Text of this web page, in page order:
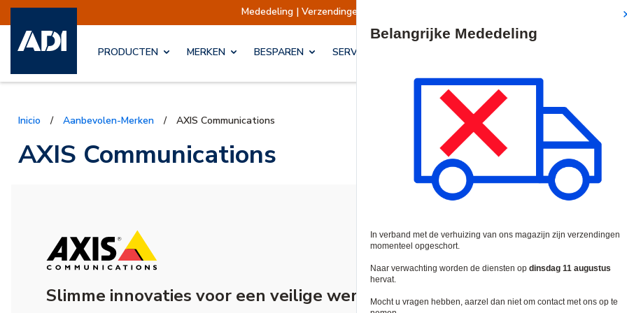
opgeschort Verzendingen worden op dinsdag 11 augustus hervat.
PRODUCTEN MERKEN BESPAREN SERVICES & OPLOSSINGEN
Inicio / Aanbevolen-Merken / AXIS Communications
AXIS Communications
Slimme innovaties voor een veilige wereld